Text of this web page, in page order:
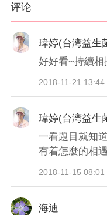
评论
瑋婷(台湾益生
好好看~持續相
2018-11-21 13:44
瑋婷(台湾益生
一看題目就知
有着怎麼的相
2018-11-15 08:01
海迪